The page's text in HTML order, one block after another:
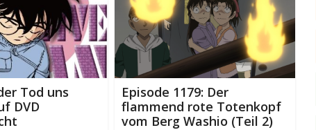
Tod uns
DVD
Episode 1179: Der
flammend rote Totenkopf
vom Berg Washio (Teil 2)